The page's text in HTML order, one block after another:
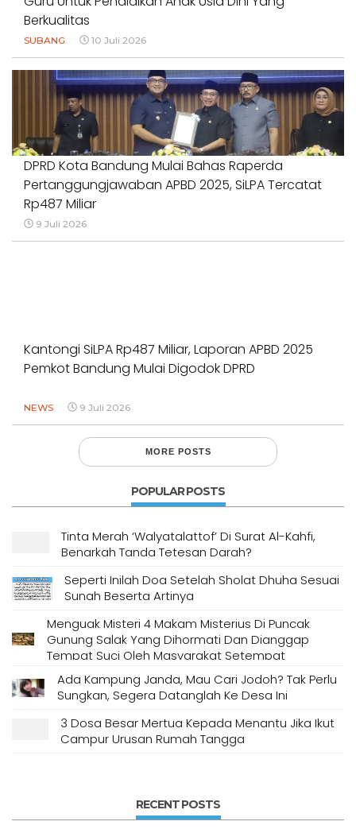
Berkualitas
SUBANG 10 Juli 2026
DPRD Kota Bandung Mulai Bahas Raperda
Pertanggungjawaban APBD 2025, SiLPA Tercatat
Rp487 Miliar
9 Juli 2026
Kantongi SiLPA Rp487 Miliar, Laporan APBD 2025
Pemkot Bandung Mulai Digodok DPRD
NEWS 9 Juli 2026
MORE POSTS
POPULAR POSTS
Tinta Merah ‘Walyatalattof’ Di Surat Al-Kahfi,
Benarkah Tanda Tetesan Darah?
Seperti Inilah Doa Setelah Sholat Dhuha Sesuai
Sunah Beserta Artinya
Menguak Misteri 4 Makam Misterius Di Puncak
Gunung Salak Yang Dihormati Dan Dianggap
Tempat Suci Oleh Masyarakat Setempat
Ada Kampung Janda, Mau Cari Jodoh? Tak Perlu
Sungkan, Segera Datanglah Ke Desa Ini
3 Dosa Besar Mertua Kepada Menantu Jika Ikut
Campur Urusan Rumah Tangga
RECENT POSTS